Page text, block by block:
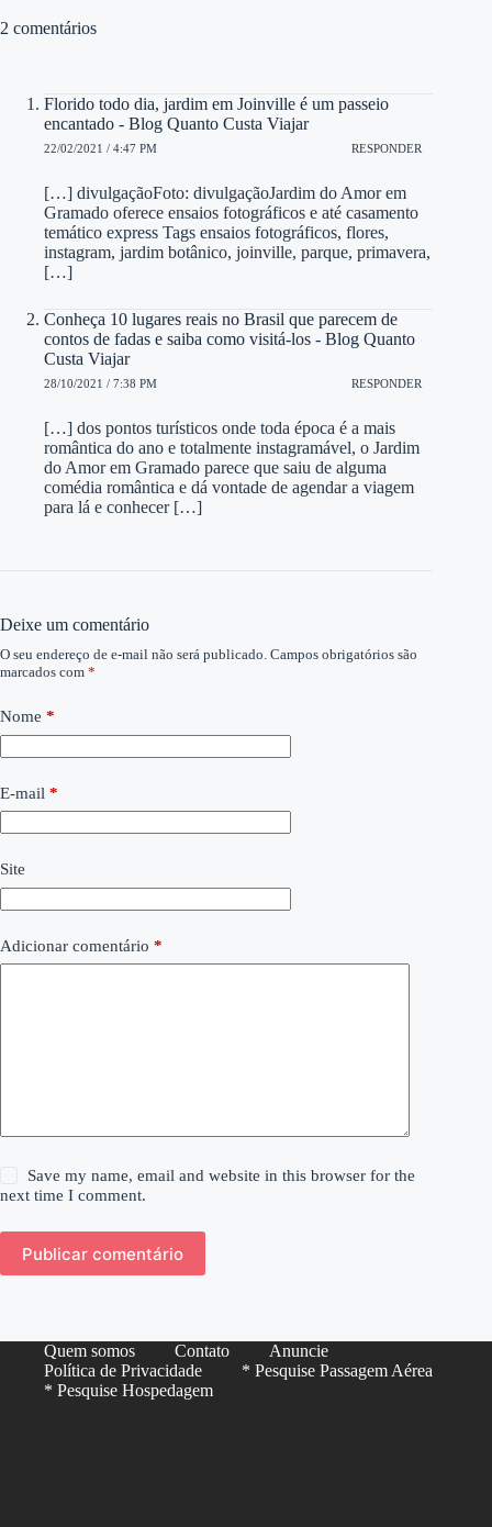
2 comentários
Florido todo dia, jardim em Joinville é um passeio
encantado - Blog Quanto Custa Viajar
22/02/2021 / 4:47 PM RESPONDER
[…] divulgaçãoFoto: divulgaçãoJardim do Amor em
Gramado oferece ensaios fotográficos e até casamento
temático express Tags ensaios fotográficos, flores,
instagram, jardim botânico, joinville, parque, primavera,
[…]
Conheça 10 lugares reais no Brasil que parecem de
contos de fadas e saiba como visitá-los - Blog Quanto
Custa Viajar
28/10/2021 / 7:38 PM RESPONDER
[…] dos pontos turísticos onde toda época é a mais
romântica do ano e totalmente instagramável, o Jardim
do Amor em Gramado parece que saiu de alguma
comédia romântica e dá vontade de agendar a viagem
para lá e conhecer […]
Deixe um comentário
O seu endereço de e-mail não será publicado. Campos obrigatórios são
marcados com *
Nome *
E-mail *
Site
Adicionar comentário *
Save my name, email and website in this browser for the
next time I comment.
Publicar comentário
Quem somos Contato
Anuncie
Política de Privacidade
* Pesquise Passagem Aérea
* Pesquise Hospedagem